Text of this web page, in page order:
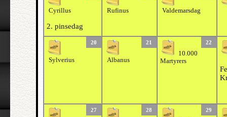
Cyrillus
2. pinsedag
Rufinus Valdemarsdag
20
Sylverius
21
Albanus
22
10.000
Martyrers
27 28 29